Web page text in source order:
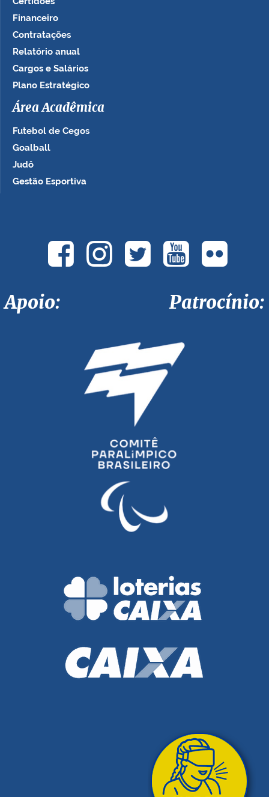
Financeiro
Contratações
Relatório anual
Cargos e Salários
Plano Estratégico
Área Acadêmica
Futebol de Cegos
Goalball
Judô
Gestão Esportiva
Apoio: Patrocínio: